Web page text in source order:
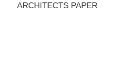
ARCHITECTS PAPER